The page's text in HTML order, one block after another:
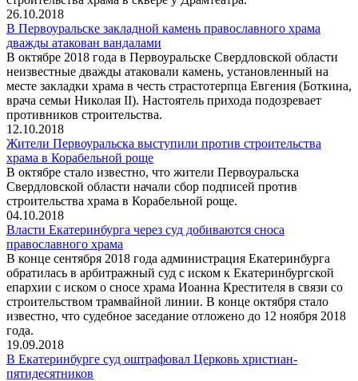
26.10.2018
В Первоуральске закладной камень православного храма
дважды атакован вандалами
В октябре 2018 года в Первоуральске Свердловской области
неизвестные дважды атаковали камень, установленный на
месте закладки храма в честь страстотерпца Евгения (Боткина,
врача семьи Николая II). Настоятель прихода подозревает
противников строительства.
12.10.2018
Жители Первоуральска выступили против строительства
храма в Корабельной роще
В октябре стало известно, что жители Первоуральска
Свердловской области начали сбор подписей против
строительства храма в Корабельной роще.
04.10.2018
Власти Екатеринбурга через суд добиваются сноса
православного храма
В конце сентября 2018 года администрация Екатеринбурга
обратилась в арбитражный суд с иском к Екатеринбургской
епархии с иском о сносе храма Иоанна Крестителя в связи со
строительством трамвайной линии. В конце октября стало
известно, что судебное заседание отложено до 12 ноября 2018
года.
19.09.2018
В Екатеринбурге суд оштрафовал Церковь христиан-
пятидесятников